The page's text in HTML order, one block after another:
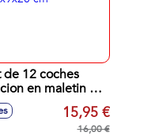
de 12 coches
en maletin de
15x9x20 cm15,95 €
16,00 €